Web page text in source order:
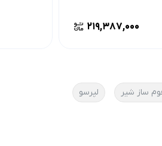
۲۱۹,۳۸۷,۰۰۰
ساز شیر لپرسو